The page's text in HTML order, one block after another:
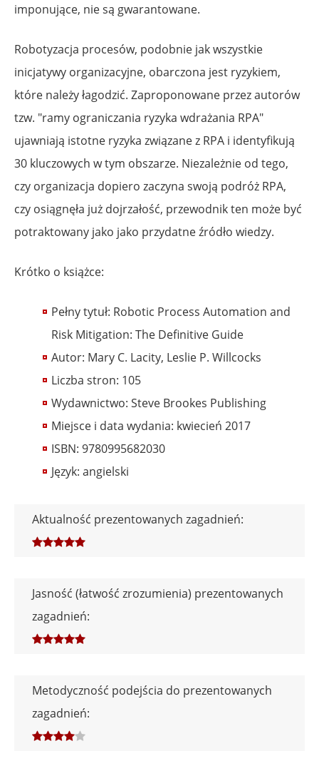
imponujące, nie są gwarantowane.
Robotyzacja procesów, podobnie jak wszystkie
inicjatywy organizacyjne, obarczona jest ryzykiem,
które należy łagodzić. Zaproponowane przez autorów
tzw. "ramy ograniczania ryzyka wdrażania RPA"
ujawniają istotne ryzyka związane z RPA i identyfikują
30 kluczowych w tym obszarze. Niezależnie od tego,
czy organizacja dopiero zaczyna swoją podróż RPA,
czy osiągnęła już dojrzałość, przewodnik ten może być
potraktowany jako jako przydatne źródło wiedzy.
Krótko o książce:
Pełny tytuł: Robotic Process Automation and
Risk Mitigation: The Definitive Guide
Autor: Mary C. Lacity, Leslie P. Willcocks
Liczba stron: 105
Wydawnictwo: Steve Brookes Publishing
Miejsce i data wydania: kwiecień 2017
ISBN: 9780995682030
Język: angielski
Aktualność prezentowanych zagadnień:
Jasność (łatwość zrozumienia) prezentowanych
zagadnień:
Metodyczność podejścia do prezentowanych
zagadnień: